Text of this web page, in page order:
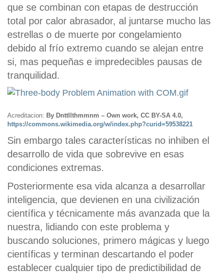
que se combinan con etapas de destrucción
total por calor abrasador, al juntarse mucho las
estrellas o de muerte por congelamiento
debido al frío extremo cuando se alejan entre
si, mas pequeñas e impredecibles pausas de
tranquilidad.
Acreditacion: By Dnttllthmmnm – Own work, CC BY-SA 4.0,
https://commons.wikimedia.org/w/index.php?curid=59538221
Sin embargo tales características no inhiben el
desarrollo de vida que sobrevive en esas
condiciones extremas.
Posteriormente esa vida alcanza a desarrollar
inteligencia, que devienen en una civilización
científica y técnicamente más avanzada que la
nuestra, lidiando con este problema y
buscando soluciones, primero mágicas y luego
científicas y terminan descartando el poder
establecer cualquier tipo de predictibilidad de